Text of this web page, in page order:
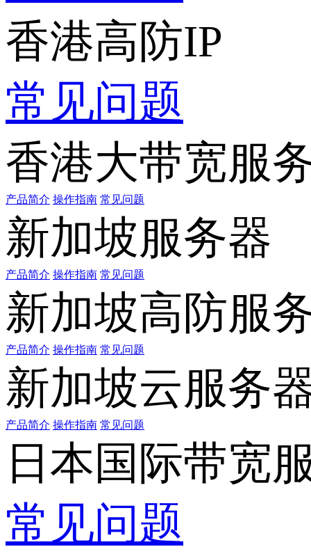
香港高防IP
常见问题
香港大带宽服
产品简介 操作指南 常见问题
新加坡服务器
产品简介 操作指南 常见问题
新加坡高防服
产品简介 操作指南 常见问题
新加坡云服务
产品简介 操作指南 常见问题
日本国际带宽
常见问题